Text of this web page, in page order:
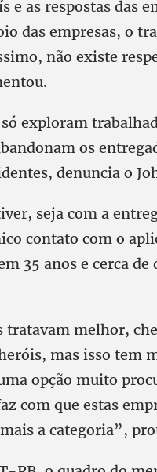
as respostas das
das empresas, o
não existe
exploram
os
denuncia o
seja com a
contato com o
35 anos e cerca de
tratavam melhor,
mas isso tem
opção muito
com que estas
a categoria”,